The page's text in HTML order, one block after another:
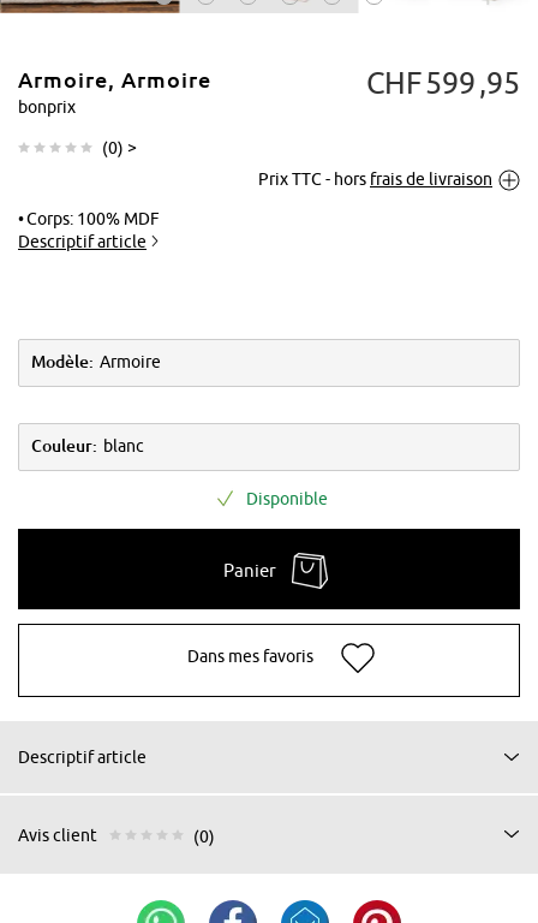
Tapoter pour
Armoire, Armoire
bonprix
(0) >
CHF599 95
Prix TTC - hors frais de livraison
Corps: 100% MDF
Descriptif article
Modèle: Armoire
Couleur: blanc
Disponible
Panier
Dans mes favoris
Descriptif article
Avis client (0)